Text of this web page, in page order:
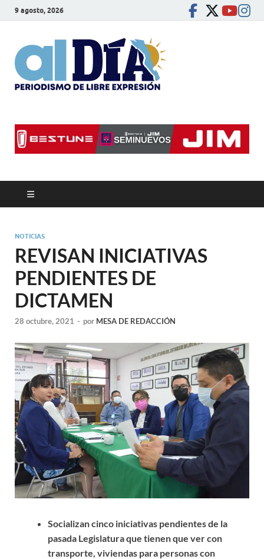
9 agosto, 2026
NOTICIAS
REVISAN INICIATIVAS
PENDIENTES DE
DICTAMEN
28 octubre, 2021 - por MESA DE REDACCIÓN
Socializan cinco iniciativas pendientes de la
pasada Legislatura que tienen que ver con
transporte, viviendas para personas con